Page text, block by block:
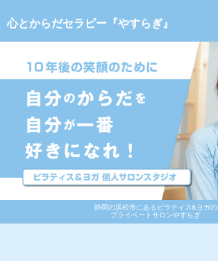
静岡の浜松市にあるピラティス&ヨガの
プライベートサロンやすらぎ
心とからだセラピー『やすらぎ』